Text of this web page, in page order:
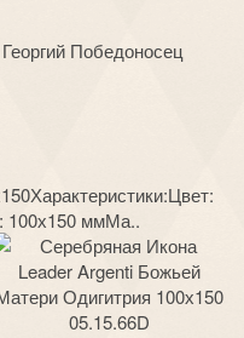
Победоносец
100х150 ммМа..